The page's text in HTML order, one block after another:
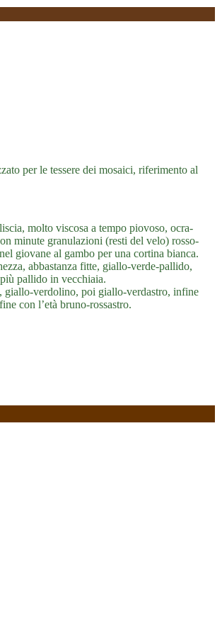
per le tessere dei mosaici, riferimento al
molto viscosa a tempo piovoso, ocra-
minute granulazioni (resti del velo) rosso-
giovane al gambo per una cortina bianca.
abbastanza fitte, giallo-verde-pallido,
pallido in vecchiaia.
verdolino, poi giallo-verdastro, infine
con l’età bruno-rossastro.